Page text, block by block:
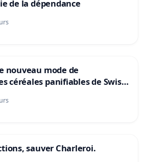
a strong and efficient impact,
theatre, music…)
denunciation addressed
to preserve freedom of
de la dépendance
nouveau mode de
céréales panifiables de Swiss
la teneur en protéines
sauver Charleroi.